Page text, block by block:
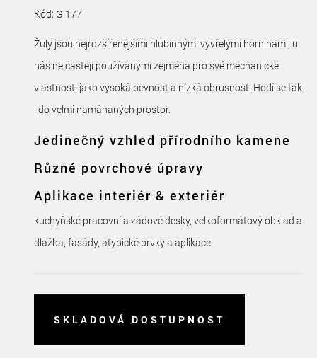
Kód: G 177
Žuly jsou nejrozšířenějšími hlubinnými vyvřelými horninami, u
nás nejčastěji používanými zejména pro své mechanické
vlastnosti jako vysoká pevnost a nízká obrusnost. Hodí se tak
i do velmi namáhaných prostor.
Jedinečný vzhled přírodního kamene
Různé povrchové úpravy
Aplikace interiér & exteriér
kuchyňské pracovní a zádové desky, velkoformátový obklad a
dlažba, fasády, atypické prvky a aplikace
SKLADOVÁ DOSTUPNOST